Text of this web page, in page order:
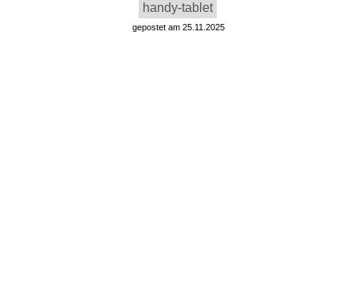
handy-tablet
gepostet am 25.11.2025